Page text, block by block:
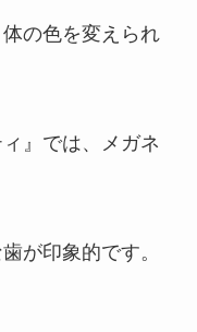
体の色を変えられ
』では、メガネ
が印象的です。